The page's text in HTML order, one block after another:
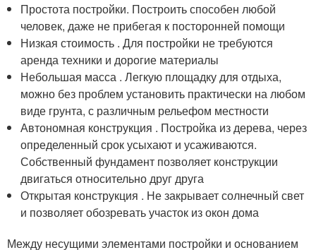
Простота постройки. Построить способен любой
человек, даже не прибегая к посторонней помощи
Низкая стоимость . Для постройки не требуются
аренда техники и дорогие материалы
Небольшая масса . Легкую площадку для отдыха,
можно без проблем установить практически на любом
виде грунта, с различным рельефом местности
Автономная конструкция . Постройка из дерева, через
определенный срок усыхают и усаживаются.
Собственный фундамент позволяет конструкции
двигаться относительно друг друга
Открытая конструкция . Не закрывает солнечный свет
и позволяет обозревать участок из окон дома
Между несущими элементами постройки и основанием